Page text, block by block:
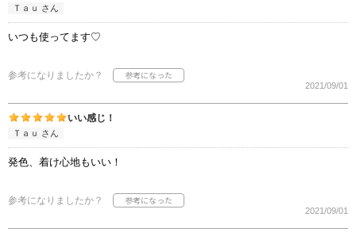
Ｔａｕ さん
いつも使ってます♡
参考になりましたか？
2021/09/01
いい感じ！
Ｔａｕ さん
発色、着け心地もいい！
参考になりましたか？
2021/09/01